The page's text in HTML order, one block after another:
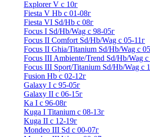
Explorer V c 10г
Fiesta V Hb с 01-08г
Fiesta VI Sd/Hb с 08г
Focus I Sd/Hb/Wag с 98-05г
Focus II Comfort Sd/Hb/Wag с 05-11г
Focus II Ghia/Titanium Sd/Hb/Wag с
Focus III Ambiente/Trend Sd/Hb/Wag с
Focus III Sport/Titanium Sd/Hb/Wag с
Fusion Hb с 02-12г
Galaxy I с 95-05г
Galaxy II c 06-15г
Ka I с 96-08г
Kuga I Titanium с 08-13г
Kuga II c 12-19г
Mondeo III Sd с 00-07г